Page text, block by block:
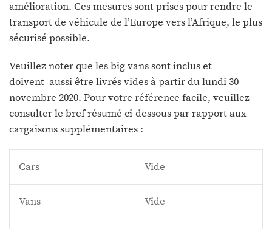
amélioration. Ces mesures sont prises pour rendre le
transport de véhicule de l’Europe vers l’Afrique, le plus
sécurisé possible.
Veuillez noter que les big vans sont inclus et
doivent aussi être livrés vides à partir du lundi 30
novembre 2020. Pour votre référence facile, veuillez
consulter le bref résumé ci-dessous par rapport aux
cargaisons supplémentaires :
Cars Vide
Vans Vide